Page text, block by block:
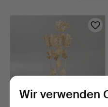
Wir verwenden